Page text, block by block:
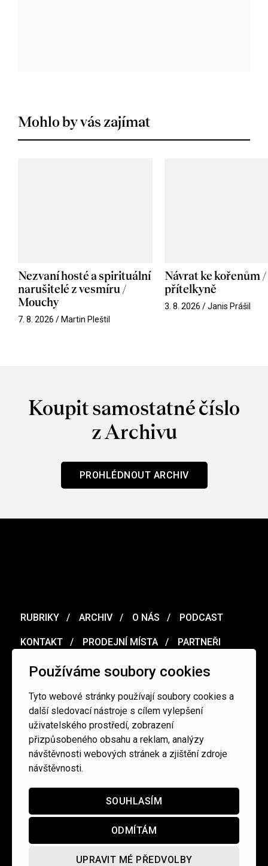
Používáme soubory cookies
Tyto webové stránky používají soubory cookies a
další sledovací nástroje s cílem vylepšení
uživatelského prostředí, zobrazení
přizpůsobeného obsahu a reklam, analýzy
návštěvnosti webových stránek a zjištění zdroje
návštěvnosti.
SOUHLASÍM
ODMÍTÁM
UPRAVIT MÉ PŘEDVOLBY
Mohlo by vás zajímat
Nezvaní hosté a spirituální
narušitelé z vesmíru /
Mouchy
7. 8. 2026 / Martin Pleštil
Návrat ke kořenům
přítelkyně
3. 8. 2026 / Janis Prášil
Koupit samostatné číslo
z Archivu
PROHLÉDNOUT ARCHIV
RUBRIKY ARCHIV O NÁS PODCAST
KONTAKT PRODEJNÍ MÍSTA PARTNEŘI
MERCH VOUCHER
Ochrana osobních údajů / Obchodní podmínky
redakce@cinepur.cz